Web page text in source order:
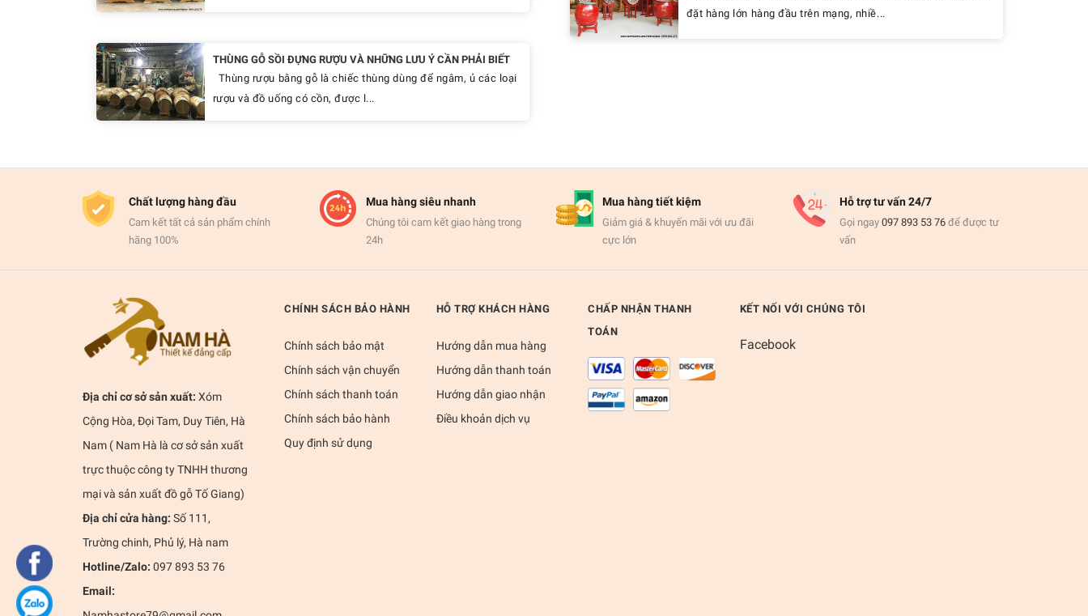
THÙNG GỖ SỒI ĐỰNG RƯỢU VÀ NHỮNG LƯU Ý CẦN PHẢI BIẾT
Thùng rượu bằng gỗ là chiếc thùng dùng để ngâm, ủ các loại
rượu và đồ uống có cồn, được l...
đặt hàng lớn hàng đầu trên mạng, nhiề...
Chất lượng hàng đầu
Cam kết tất cả sản phẩm chính
hãng 100%
Mua hàng siêu nhanh
Chúng tôi cam kết giao hàng trong
24h
Mua hàng tiết kiệm
Giảm giá & khuyến mãi với ưu đãi
cực lớn
Hỗ trợ tư vấn 24/7
Gọi ngay 097 893 53 76để được tư
vấn
Địa chỉ cơ sở sản xuất: Xóm
Cộng Hòa, Đọi Tam, Duy Tiên, Hà
Nam ( Nam Hà là cơ sở sản xuất
trực thuộc công ty TNHH thương
mại và sản xuất đồ gỗ Tố Giang)
Địa chỉ cửa hàng: Số 111,
Trường chinh, Phủ lý, Hà nam
Hotline/Zalo: 097 893 53 76
Email:
CHÍNH SÁCH BẢO HÀNH
Chính sách bảo mật
Chính sách vận chuyển
Chính sách thanh toán
Chính sách bảo hành
Quy định sử dụng
HỖ TRỢ KHÁCH HÀNG
Hướng dẫn mua hàng
Hướng dẫn thanh toán
Hướng dẫn giao nhận
Điều khoản dịch vụ
CHẤP NHẬN THANH
TOÁN
KẾT NỐI VỚI CHÚNG TÔI
Facebook